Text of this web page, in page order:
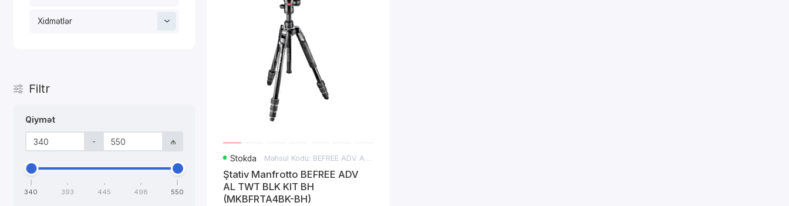
Xidmətlər
Filtr
Qiymət
- ₼
340 393 445 498 550
Stokda Məhsul Kodu: BEFREE ADV AL TWT BLK KIT BH
Ştativ Manfrotto BEFREE ADV
AL TWT BLK KIT BH
(MKBFRTA4BK-BH)